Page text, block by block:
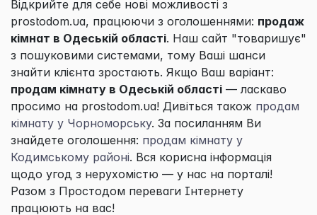
Відкрийте для себе нові можливості з
prostodom.ua, працюючи з оголошеннями: продаж
кімнат в Одеській області. Наш сайт "товаришує"
з пошуковими системами, тому Ваші шанси
знайти клієнта зростають. Якщо Ваш варіант:
продам кімнату в Одеській області — ласкаво
просимо на prostodom.ua! Дивіться також продам
кімнату у Чорноморську. За посиланням Ви
знайдете оголошення: продам кімнату у
Кодимському районі. Вся корисна інформація
щодо угод з нерухомістю — у нас на порталі!
Разом з Простодом переваги Інтернету
працюють на вас!